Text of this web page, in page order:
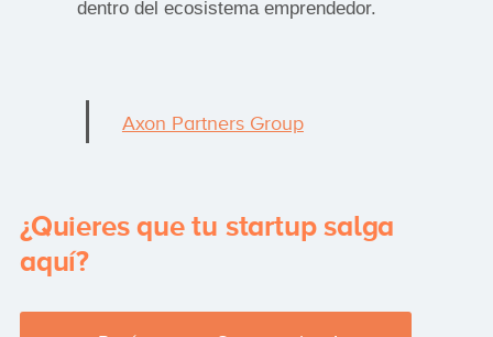
dentro del ecosistema emprendedor.
Axon Partners Group
¿Quieres que tu startup salga
aquí?